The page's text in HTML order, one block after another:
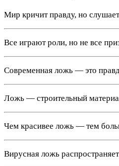
Мир кричит правду, но
Все играют роли, но не все
Современная ложь — это
Ложь — строительный
Чем красивее ложь — тем
Вирусная ложь